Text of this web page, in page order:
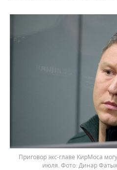
Приговор экс-главе КирМоса
июля.
Динар